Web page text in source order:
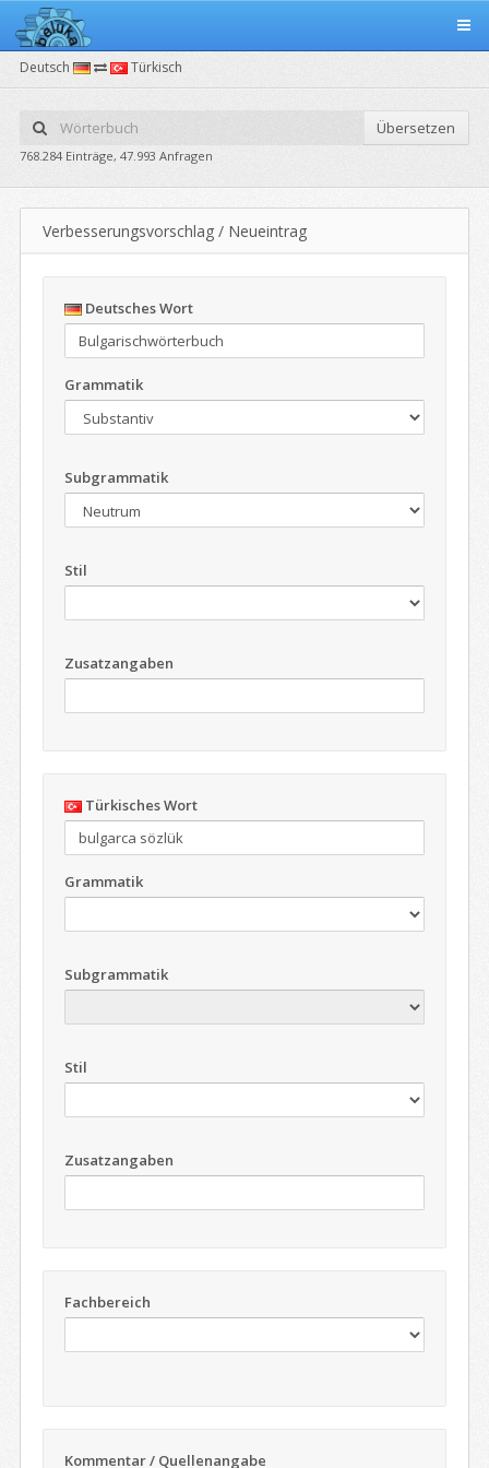
Deutsch Türkisch
Übersetzen
768.284 Einträge, 47.993 Anfragen
Verbesserungsvorschlag / Neueintrag
Deutsches Wort
Grammatik
Subgrammatik
Stil
Zusatzangaben
Türkisches Wort
Grammatik
Subgrammatik
Stil
Zusatzangaben
Fachbereich
Kommentar / Quellenangabe